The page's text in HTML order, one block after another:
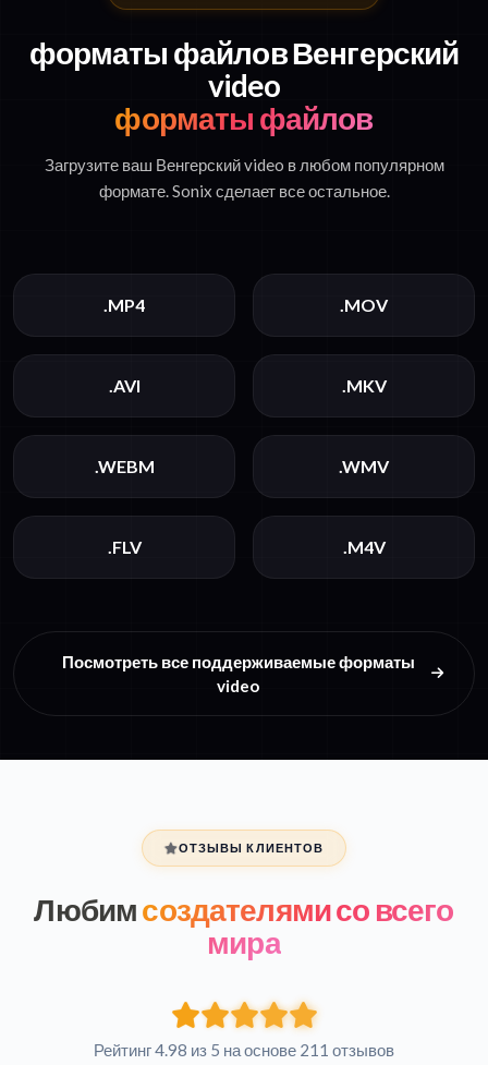
форматы файлов Венгерский
video
форматы файлов
Загрузите ваш Венгерский video в любом популярном
формате. Sonix сделает все остальное.
.MP4 .MOV
.AVI .MKV
.WEBM .WMV
.FLV .M4V
Посмотреть все поддерживаемые форматы
video
ОТЗЫВЫ КЛИЕНТОВ
Любимсоздателями со всего
мира
Рейтинг 4.98 из 5 на основе 211 отзывов